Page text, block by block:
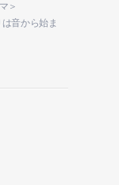
＞
音から始ま